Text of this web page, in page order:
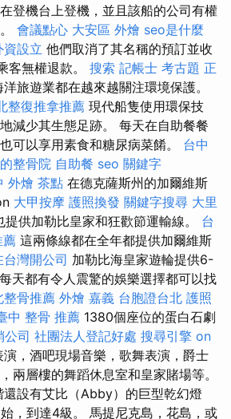
登機台上登機，並且該船的公司有權
會議點心 大安區 外燴 seo是什麼
資設立 他們取消了其名稱的預訂並收
客無權退款。 搜索 記帳士 考古題 正
旅遊業都在越來越關注環境保護。
整復推拿推薦 現代船隻使用環保技
減少其生態足跡。 每天在自助餐餐
可以享用素食和糖尿病菜餚。 台中
整骨院 自助餐 seo 關鍵字
外燴 茶點 在德克薩斯州的加爾維斯
大甲按摩 護照換發 關鍵字搜尋 大里
供加勒比皇家和狂歡節運輸線。 台
薦 這兩條線都在全年都提供加爾維斯
灣開公司 加勒比海皇家遊輪提供6-
天都有令人震驚的娛樂選擇都可以找
整骨推薦 外燴 嘉義 台胞證台北 護照
中 整骨 推薦 1380個座位的蛋白石劇
公司 社團法人登記好處 搜尋引擎 on
演，酒吧現場音樂，歌舞表演，爵士
兩層樓的舞蹈休息室和皇家賭場等。
還設有艾比（Abby）的巨型乾幻燈
，到達4級。 馬提尼克島，花島，或